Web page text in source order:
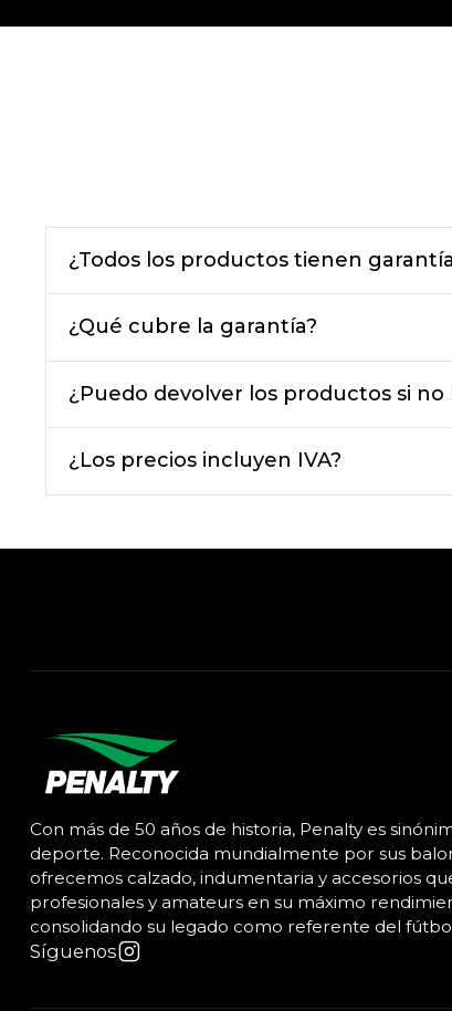
¿Todos los productos tienen
¿Qué cubre la garantía?
¿Puedo devolver los productos si no
¿Los precios incluyen IVA?
Con más de 50 años de historia, Penalty es
deporte. Reconocida mundialmente por sus
ofrecemos calzado, indumentaria y accesorios
profesionales y amateurs en su máximo
consolidando su legado como referente del
Síguenos